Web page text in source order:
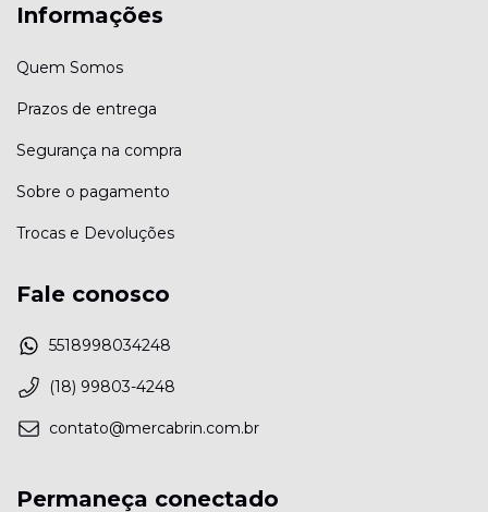
Informações
Quem Somos
Prazos de entrega
Segurança na compra
Sobre o pagamento
Trocas e Devoluções
Fale conosco
5518998034248
(18) 99803-4248
contato@mercabrin.com.br
Permaneça conectado